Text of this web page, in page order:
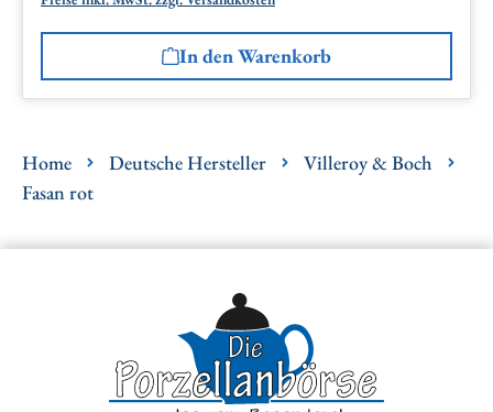
In den Warenkorb
Home Deutsche Hersteller
Villeroy & Boch
Fasan rot